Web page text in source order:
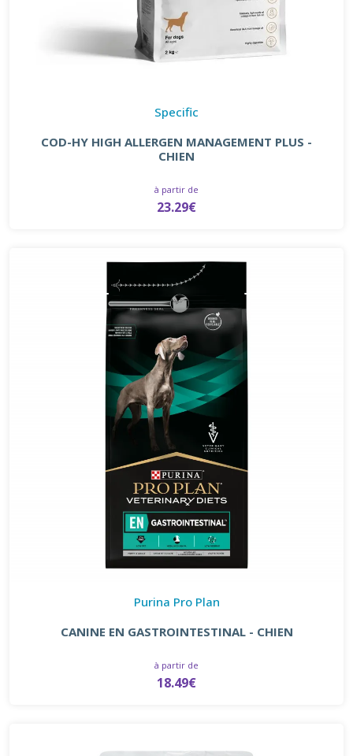
Specific
COD-HY HIGH ALLERGEN MANAGEMENT PLUS -
CHIEN
à partir de
23.29€
Purina Pro Plan
CANINE EN GASTROINTESTINAL - CHIEN
à partir de
18.49€